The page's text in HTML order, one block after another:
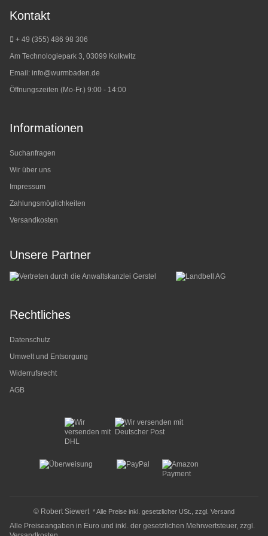
Kontakt
+ 49 (355) 486 98 306
Am Technologiepark 3, 03099 Kolkwitz
Email: info@wurmbaden.de
Öffnungszeiten (Mo-Fr.) 9:00 - 14:00
Informationen
Suchanfragen
Wir über uns
Impressum
Zahlungsmöglichkeiten
Versandkosten
Unsere Partner
Rechtliches
Datenschutz
Umwelt und Entsorgung
Widerrufsrecht
AGB
© Robert Siewert* Alle Preise inkl. gesetzlicher USt., zzgl. Versand
Alle Preiseangaben in Euro und inkl. der gesetzlichen Mehrwertsteuer, zzgl.